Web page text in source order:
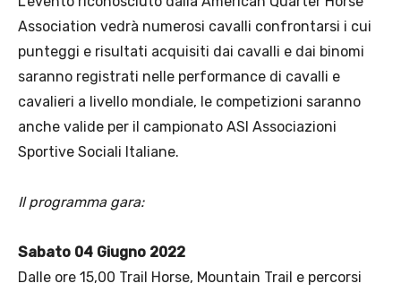
Association vedrà numerosi cavalli confrontarsi i cui
punteggi e risultati acquisiti dai cavalli e dai binomi
saranno registrati nelle performance di cavalli e
cavalieri a livello mondiale, le competizioni saranno
anche valide per il campionato ASI Associazioni
Sportive Sociali Italiane.
Il programma gara:
Sabato 04 Giugno 2022
Dalle ore 15,00 Trail Horse, Mountain Trail e percorsi